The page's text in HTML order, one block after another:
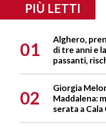
PIÙ LETTI
01
Alghero,
di tre anni e
passanti,
02
Giorgia
Maddalena:
serata a